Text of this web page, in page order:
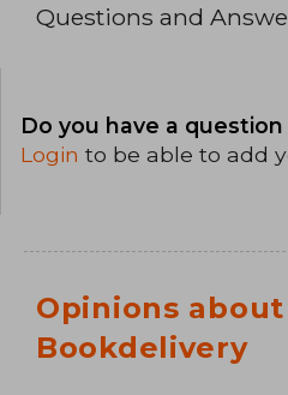
Questions and
Do you have a
Login to be able to add
Opinions about
Bookdelivery